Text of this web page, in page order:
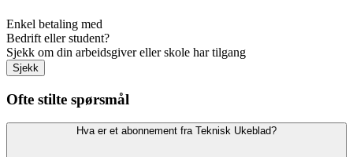
Enkel betaling med
Bedrift eller student?
Sjekk om din arbeidsgiver eller skole har tilgang
Sjekk
Ofte stilte spørsmål
Hva er et abonnement fra Teknisk Ukeblad?